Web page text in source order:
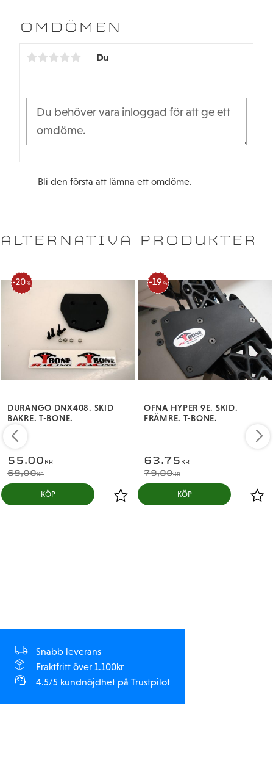
b
o
t
e
OMDÖMEN
Du
Bli den första att lämna ett omdöme.
ALTERNATIVA PRODUKTER
DURANGO DNX408. SKID
BAKRE. T-BONE.
55,00 KR
69,00KR
20 %
KÖP
OFNA HYPER 9E. SKID.
FRÄMRE. T-BONE.
63,75 KR
79,00KR
19 %
KÖP
Snabb leverans
Fraktfritt över 1.100kr
4.5/5 kundnöjdhet på Trustpilot